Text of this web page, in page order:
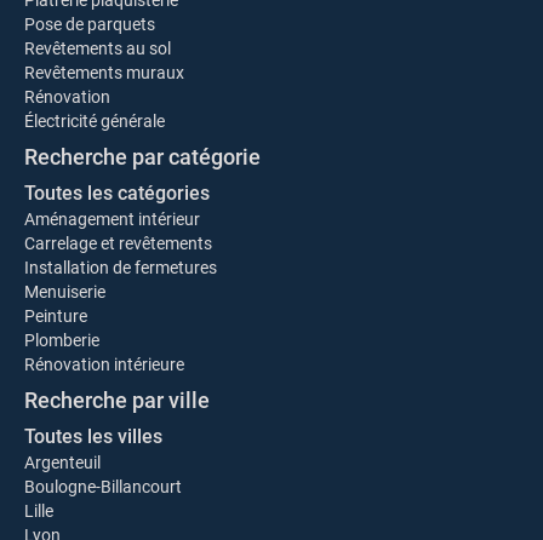
Pose de parquets
Revêtements au sol
Revêtements muraux
Rénovation
Électricité générale
Recherche par catégorie
Toutes les catégories
Aménagement intérieur
Carrelage et revêtements
Installation de fermetures
Menuiserie
Peinture
Plomberie
Rénovation intérieure
Recherche par ville
Toutes les villes
Argenteuil
Boulogne-Billancourt
Lille
Lyon